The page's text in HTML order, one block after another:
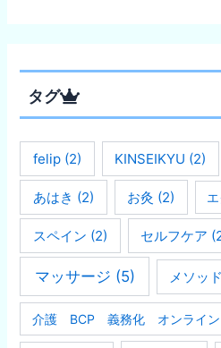
タグ
felip (2) KINSEIKYU (2)
あはき (2) お灸 (2)
スペイン (2) セルフケア
マッサージ (5) メソッド
介護 BCP 義務化 オンライン